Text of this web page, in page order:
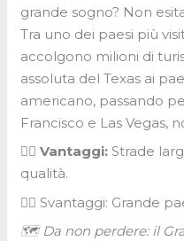
grande sogno? Non
Tra uno dei paesi più
accolgono milioni di
assoluta del Texas ai
americano, passando
Francisco e Las Vegas,
👍🏼 Vantaggi: Strade
qualità.
👎🏼 Svantaggi: Grande
🗺 Da non perdere: il